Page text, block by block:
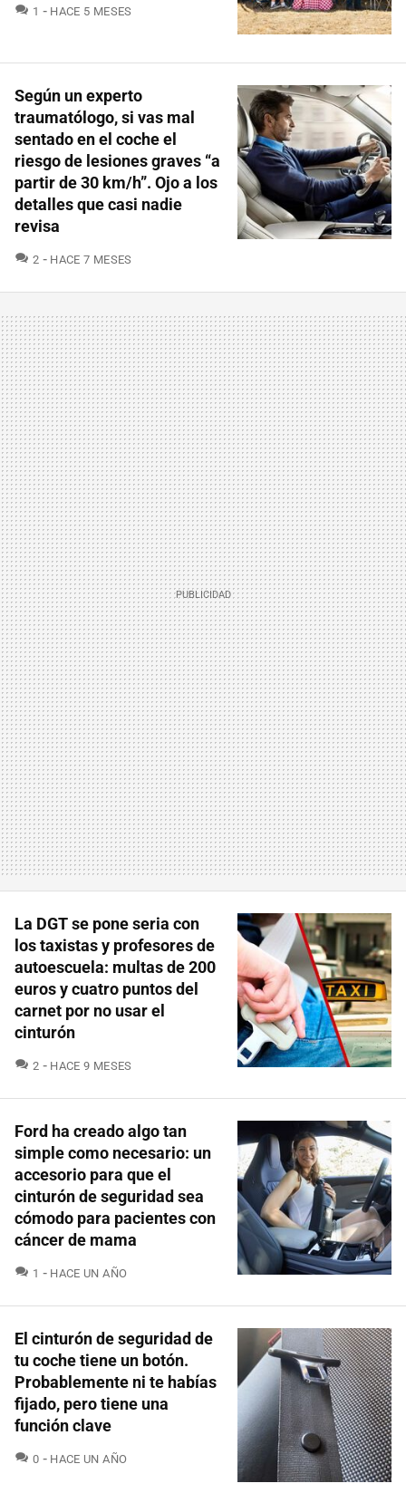
1 COMENTARIOS
HACE 5 MESES
Según un experto
traumatólogo, si vas mal
sentado en el coche el
riesgo de lesiones graves “a
partir de 30 km/h”. Ojo a los
detalles que casi nadie
revisa
2 COMENTARIOS
HACE 7 MESES
La DGT se pone seria con
los taxistas y profesores de
autoescuela: multas de 200
euros y cuatro puntos del
carnet por no usar el
cinturón
2 COMENTARIOS
HACE 9 MESES
Ford ha creado algo tan
simple como necesario: un
accesorio para que el
cinturón de seguridad sea
cómodo para pacientes con
cáncer de mama
1 COMENTARIOS
HACE UN AÑO
El cinturón de seguridad de
tu coche tiene un botón.
Probablemente ni te habías
fijado, pero tiene una
función clave
0 COMENTARIOS
HACE UN AÑO